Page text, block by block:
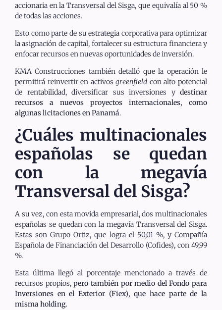
accionaria en la Transversal del Sisga, que equivalía al 50 %
de todas las acciones.
Esto como parte de su estrategia corporativa para optimizar
la asignación de capital, fortalecer su estructura financiera y
enfocar recursos en nuevas oportunidades de inversión.
KMA Construcciones también detalló que la operación le
permitirá reinvertir en activosgreenfield con alto potencial
de rentabilidad, diversificar sus inversiones ydestinar
recursos a nuevos proyectos internacionales, como
algunas licitaciones en Panamá.
¿Cuáles multinacionales
españolas se quedan
con la megavía
Transversal del Sisga?
A su vez, con esta movida empresarial, dos multinacionales
españolas se quedan con la megavía Transversal del Sisga.
Estas son Grupo Ortiz, que logra el 50,01 %, y Compañía
Española de Financiación del Desarrollo (Cofides), con 49,99
%.
Esta última llegó al porcentaje mencionado a través de
recursos propios,pero también por medio del Fondo para
Inversiones en el Exterior (Fiex), que hace parte de la
misma holding.